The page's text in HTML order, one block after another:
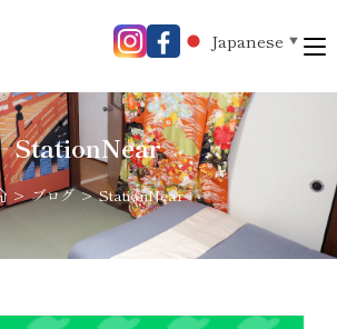
Japanese ▼
StationNear
> ブログ > StationNear